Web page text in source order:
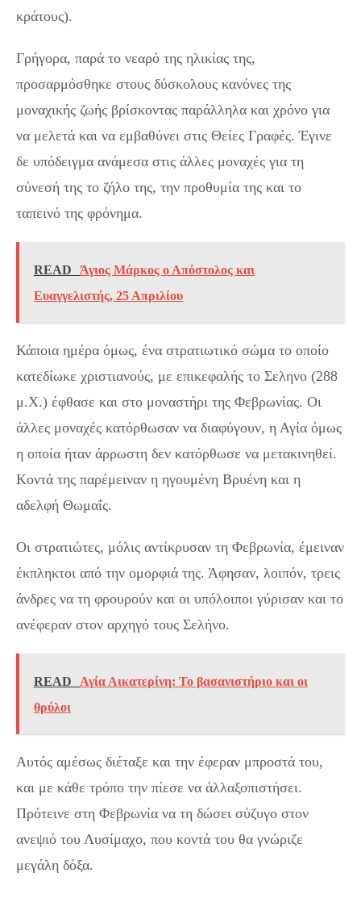
κράτους).
Γρήγορα, παρά το νεαρό της ηλικίας της,
προσαρμόσθηκε στους δύσκολους κανόνες της
μοναχικής ζωής βρίσκοντας παράλληλα και χρόνο για
να μελετά και να εμβαθύνει στις Θείες Γραφές. Έγινε
δε υπόδειγμα ανάμεσα στις άλλες μοναχές για τη
σύνεσή της το ζήλο της, την προθυμία της και το
ταπεινό της φρόνημα.
READ
Άγιος Μάρκος ο Απόστολος και
Ευαγγελιστής, 25 Απριλίου
Κάποια ημέρα όμως, ένα στρατιωτικό σώμα το οποίο
κατεδίωκε χριστιανούς, με επικεφαλής το Σεληνο (288
μ.Χ.) έφθασε και στο μοναστήρι της Φεβρωνίας. Οι
άλλες μοναχές κατόρθωσαν να διαφύγουν, η Αγία όμως
η οποία ήταν άρρωστη δεν κατόρθωσε να μετακινηθεί.
Κοντά της παρέμειναν η ηγουμένη Βρυένη και η
αδελφή Θωμαΐς.
Οι στρατιώτες, μόλις αντίκρυσαν τη Φεβρωνία, έμειναν
έκπληκτοι από την ομορφιά της. Άφησαν, λοιπόν, τρεις
άνδρες να τη φρουρούν και οι υπόλοιποι γύρισαν και το
ανέφεραν στον αρχηγό τους Σελήνο.
READ
Αγία Αικατερίνη: Το βασανιστήριο και οι
θρύλοι
Αυτός αμέσως διέταξε και την έφεραν μπροστά του,
και με κάθε τρόπο την πίεσε να άλλαξοπιστήσει.
Πρότεινε στη Φεβρωνία να τη δώσει σύζυγο στον
ανεψιό του Λυσίμαχο, που κοντά του θα γνώριζε
μεγάλη δόξα.